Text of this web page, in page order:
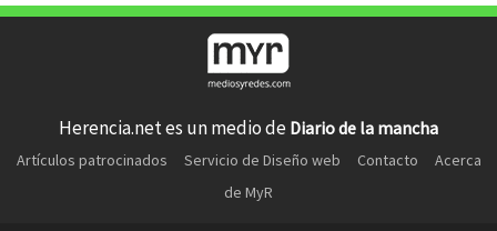
Herencia.net es un medio de Diario de la mancha
Artículos patrocinados Servicio de Diseño web Contacto
Acerca
de MyR